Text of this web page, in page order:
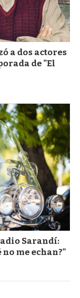
a dos actores
de "El
Sarandí:
me echan?"